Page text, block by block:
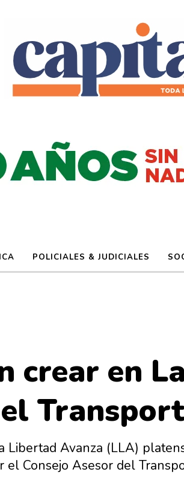
POLICIALES & JUDICIALES
crear en
Libertad Avanza (LLA)
el Consejo Asesor del